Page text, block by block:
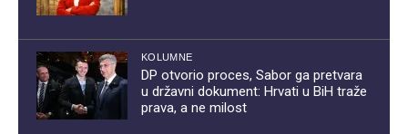
KOLUMNE
DP otvorio proces, Sabor ga pretvara
u državni dokument: Hrvati u BiH traže
prava, a ne milost